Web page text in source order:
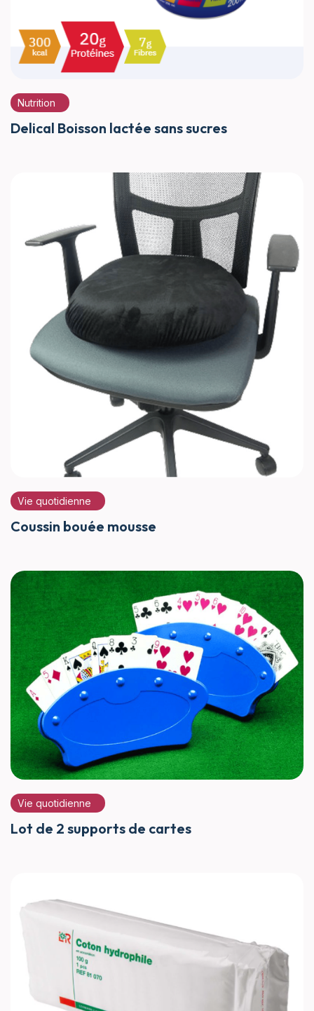
Nutrition
Delical Boisson lactée sans sucres
Vie quotidienne
Coussin bouée mousse
Vie quotidienne
Lot de 2 supports de cartes